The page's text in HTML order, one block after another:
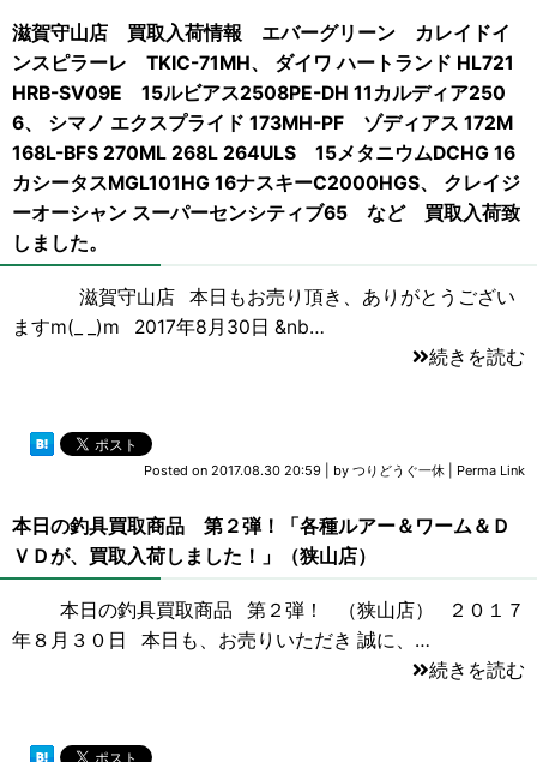
滋賀守山店 買取入荷情報 エバーグリーン カレイドイ
ンスピラーレ TKIC-71MH、 ダイワ ハートランド HL721
HRB-SV09E 15ルビアス2508PE-DH 11カルディア250
6、 シマノ エクスプライド 173MH-PF ゾディアス 172M
168L-BFS 270ML 268L 264ULS 15メタニウムDCHG 16
カシータスMGL101HG 16ナスキーC2000HGS、 クレイジ
ーオーシャン スーパーセンシティブ65 など 買取入荷致
しました。
滋賀守山店 本日もお売り頂き、ありがとうござい
ますm(_ _)m 2017年8月30日 &nb…
続きを読む
Posted on 2017.08.30 20:59 by つりどうぐ一休 Perma Link
本日の釣具買取商品 第２弾！「各種ルアー＆ワーム＆Ｄ
ＶＤが、買取入荷しました！」（狭山店）
本日の釣具買取商品 第２弾！ （狭山店） ２０１７
年８月３０日 本日も、お売りいただき 誠に、…
続きを読む